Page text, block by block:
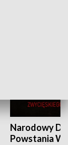
Narodowy
Powstania